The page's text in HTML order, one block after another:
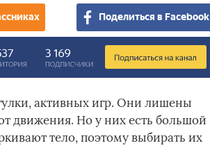
Поделиться в Facebook
активных игр. Они лишены
движения. Но у них есть большой
тело, поэтому выбирать их